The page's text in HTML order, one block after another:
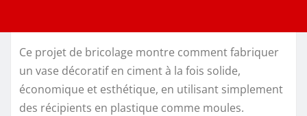
Ce projet de bricolage montre comment fabriquer
un vase décoratif en ciment à la fois solide,
économique et esthétique, en utilisant simplement
des récipients en plastique comme moules.